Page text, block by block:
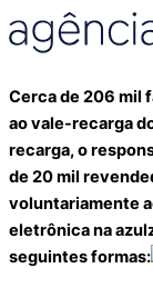
Cerca de 206 mil
ao vale-recarga
recarga, o
de 20 mil
voluntariamente
eletrônica na
seguintes formas: